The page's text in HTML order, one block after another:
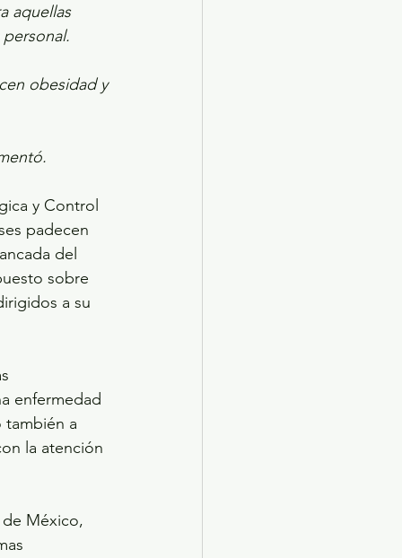
aquellas
obesidad y
y Control
padecen
del
sobre
a su
enfermedad
también a
la atención
México,